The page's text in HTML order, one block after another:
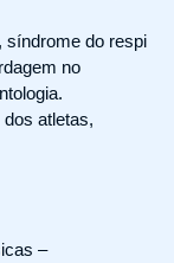
síndrome do respi
no
atletas,
–